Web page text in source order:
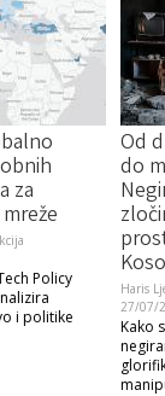
za
Policy
i politike
Od
do
Haris
27/07/
Kako